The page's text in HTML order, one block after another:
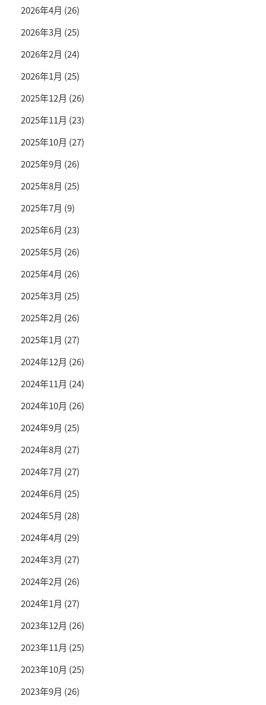
2026年4月 (26)
2026年3月 (25)
2026年2月 (24)
2026年1月 (25)
2025年12月 (26)
2025年11月 (23)
2025年10月 (27)
2025年9月 (26)
2025年8月 (25)
2025年7月 (9)
2025年6月 (23)
2025年5月 (26)
2025年4月 (26)
2025年3月 (25)
2025年2月 (26)
2025年1月 (27)
2024年12月 (26)
2024年11月 (24)
2024年10月 (26)
2024年9月 (25)
2024年8月 (27)
2024年7月 (27)
2024年6月 (25)
2024年5月 (28)
2024年4月 (29)
2024年3月 (27)
2024年2月 (26)
2024年1月 (27)
2023年12月 (26)
2023年11月 (25)
2023年10月 (25)
2023年9月 (26)